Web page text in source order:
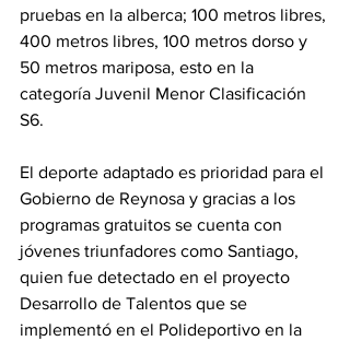
pruebas en la alberca; 100 metros libres,
400 metros libres, 100 metros dorso y
50 metros mariposa, esto en la
categoría Juvenil Menor Clasificación
S6.
El deporte adaptado es prioridad para el
Gobierno de Reynosa y gracias a los
programas gratuitos se cuenta con
jóvenes triunfadores como Santiago,
quien fue detectado en el proyecto
Desarrollo de Talentos que se
implementó en el Polideportivo en la